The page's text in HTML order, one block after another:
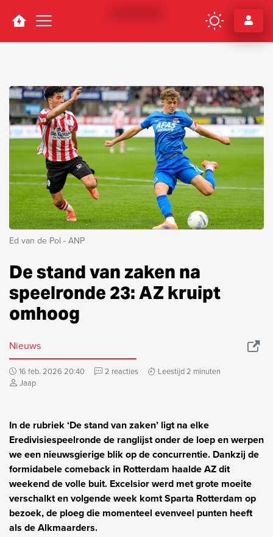
Navigation
Ed van de Pol - ANP
De stand van zaken na
speelronde 23: AZ kruipt
omhoog
Nieuws
16 feb. 2026 20:40 2 reacties
Leestijd 2 minuten
Jaap
In de rubriek ‘De stand van zaken’ ligt na elke
Eredivisiespeelronde de ranglijst onder de loep en werpen
we een nieuwsgierige blik op de concurrentie. Dankzij de
formidabele comeback in Rotterdam haalde AZ dit
weekend de volle buit. Excelsior werd met grote moeite
verschalkt en volgende week komt Sparta Rotterdam op
bezoek, de ploeg die momenteel evenveel punten heeft
als de Alkmaarders.